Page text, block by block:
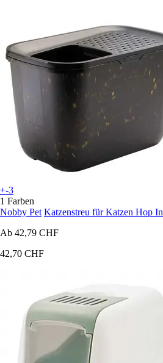
+-3
1 Farben
Nobby Pet Katzenstreu für Katzen Hop In
Ab 42,79 CHF
42,70 CHF